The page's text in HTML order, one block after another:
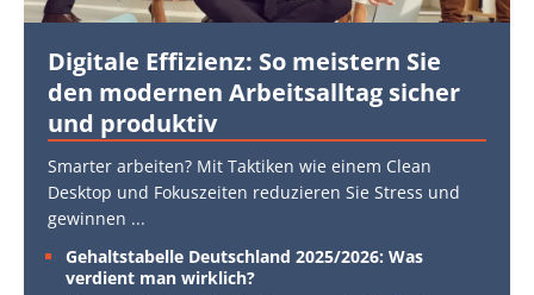
Digitale Effizienz: So meistern Sie
den modernen Arbeitsalltag sicher
und produktiv
Smarter arbeiten? Mit Taktiken wie einem Clean
Desktop und Fokuszeiten reduzieren Sie Stress und
gewinnen ...
Gehaltstabelle Deutschland 2025/2026: Was
verdient man wirklich?